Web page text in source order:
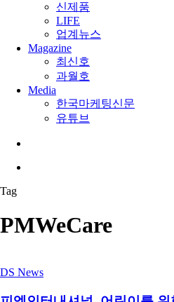
신제품
LIFE
업계뉴스
Magazine
최신호
과월호
Media
한국마케팅신문
유튜브
Tag
PMWeCare
DS News